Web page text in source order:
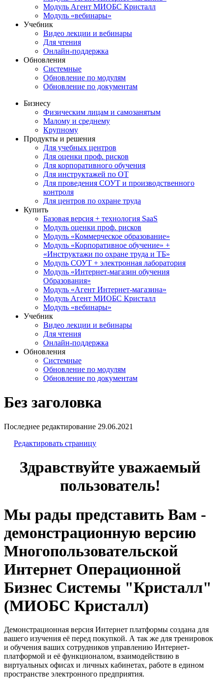
Модуль Агент МИОБС Кристалл
Модуль «вебинары»
Учебник
Видео лекции и вебинары
Для чтения
Онлайн-поддержка
Обновления
Системные
Обновление по модулям
Обновление по документам
Бизнесу
Физическим лицам и самозанятым
Малому и среднему
Крупному
Продукты и решения
Для учебных центров
Для оценки проф. рисков
Для корпоративного обучения
Для инструктажей по ОТ
Для проведения СОУТ и производственного
контроля
Для центров по охране труда
Купить
Базовая версия + технология SaaS
Модуль оценки проф. рисков
Модуль «Коммерческое образование»
Модуль «Корпоративное обучение» +
«Инструктажи по охране труда и ТБ»
Модуль СОУТ + электронная лаборатория
Модуль «Интернет-магазин обучения
Образования»
Модуль «Агент Интернет-магазина»
Модуль Агент МИОБС Кристалл
Модуль «вебинары»
Учебник
Видео лекции и вебинары
Для чтения
Онлайн-поддержка
Обновления
Системные
Обновление по модулям
Обновление по документам
Без заголовка
Последнее редактирование 29.06.2021
Редактировать страницу
Здравствуйте уважаемый
пользователь!
Мы рады представить Вам -
демонстрационную версию
Многопользовательской
Интернет Операционной
Бизнес Системы "Кристалл"
(МИОБС Кристалл)
Демонстрационная версия Интернет платформы создана для
вашего изучения её перед покупкой. А так же для тренировок
и обучения ваших сотрудников управлению Интернет-
платформой и её функционалом, взаимодействию в
виртуальных офисах и личных кабинетах, работе в едином
пространстве электронного предприятия.